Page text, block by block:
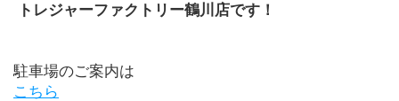
トレジャーファクトリー鶴川店です！
駐車場のご案内は
こちら